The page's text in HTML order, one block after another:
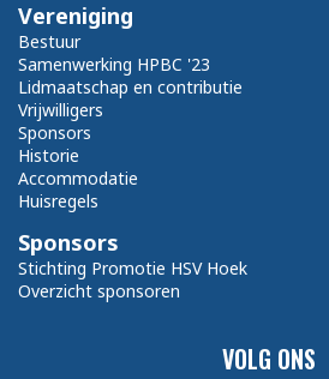
VOLG ONS
Vereniging
Bestuur
Samenwerking HPBC '23
Lidmaatschap en contributie
Vrijwilligers
Sponsors
Historie
Accommodatie
Huisregels
Sponsors
Stichting Promotie HSV Hoek
Overzicht sponsoren